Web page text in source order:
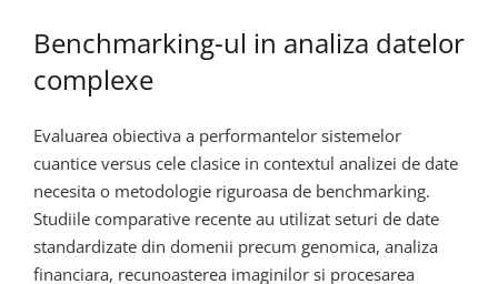
Benchmarking-ul in analiza datelor
complexe
Evaluarea obiectiva a performantelor sistemelor
cuantice versus cele clasice in contextul analizei de date
necesita o metodologie riguroasa de benchmarking.
Studiile comparative recente au utilizat seturi de date
standardizate din domenii precum genomica, analiza
financiara, recunoasterea imaginilor si procesarea